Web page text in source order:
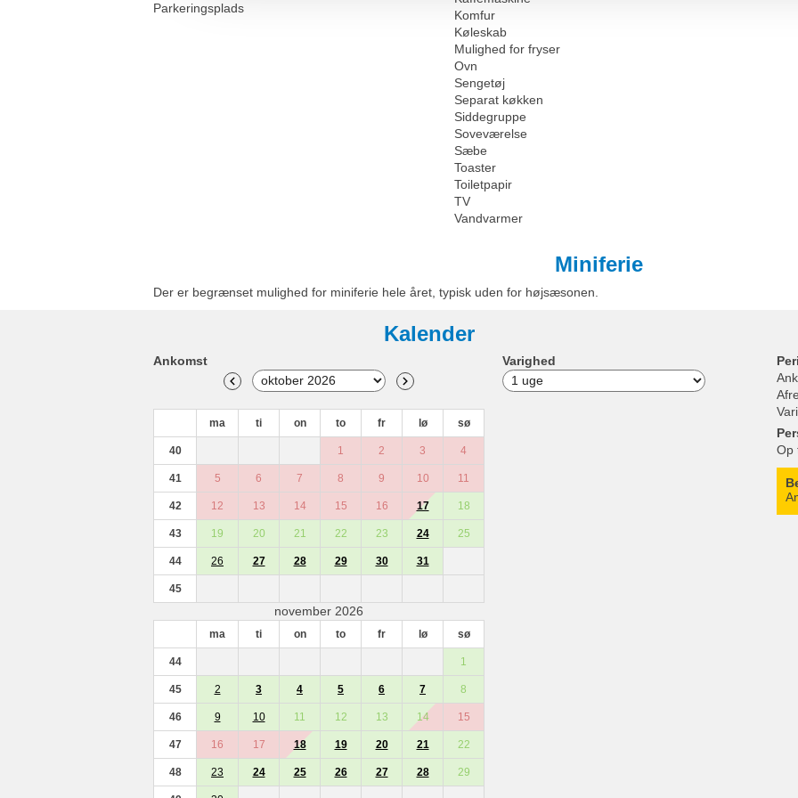
Parkeringsplads
Komfur
Køleskab
Mulighed for fryser
Ovn
Sengetøj
Separat køkken
Siddegruppe
Soveværelse
Sæbe
Toaster
Toiletpapir
TV
Vandvarmer
Miniferie
Der er begrænset mulighed for miniferie hele året, typisk uden for højsæsonen.
Kalender
Ankomst
ma ti on to fr lø sø
40 1 2 3 4
41 5 6 7 8 9 10 11
42 12 13 14 15 16 17 18
43 19 20 21 22 23 24 25
44 26 27 28 29 30 31
45
november 2026
ma ti on to fr lø sø
44 1
45 2 3 4 5 6 7 8
46 9 10 11 12 13 14 15
47 16 17 18 19 20 21 22
48 23 24 25 26 27 28 29
Varighed
Op